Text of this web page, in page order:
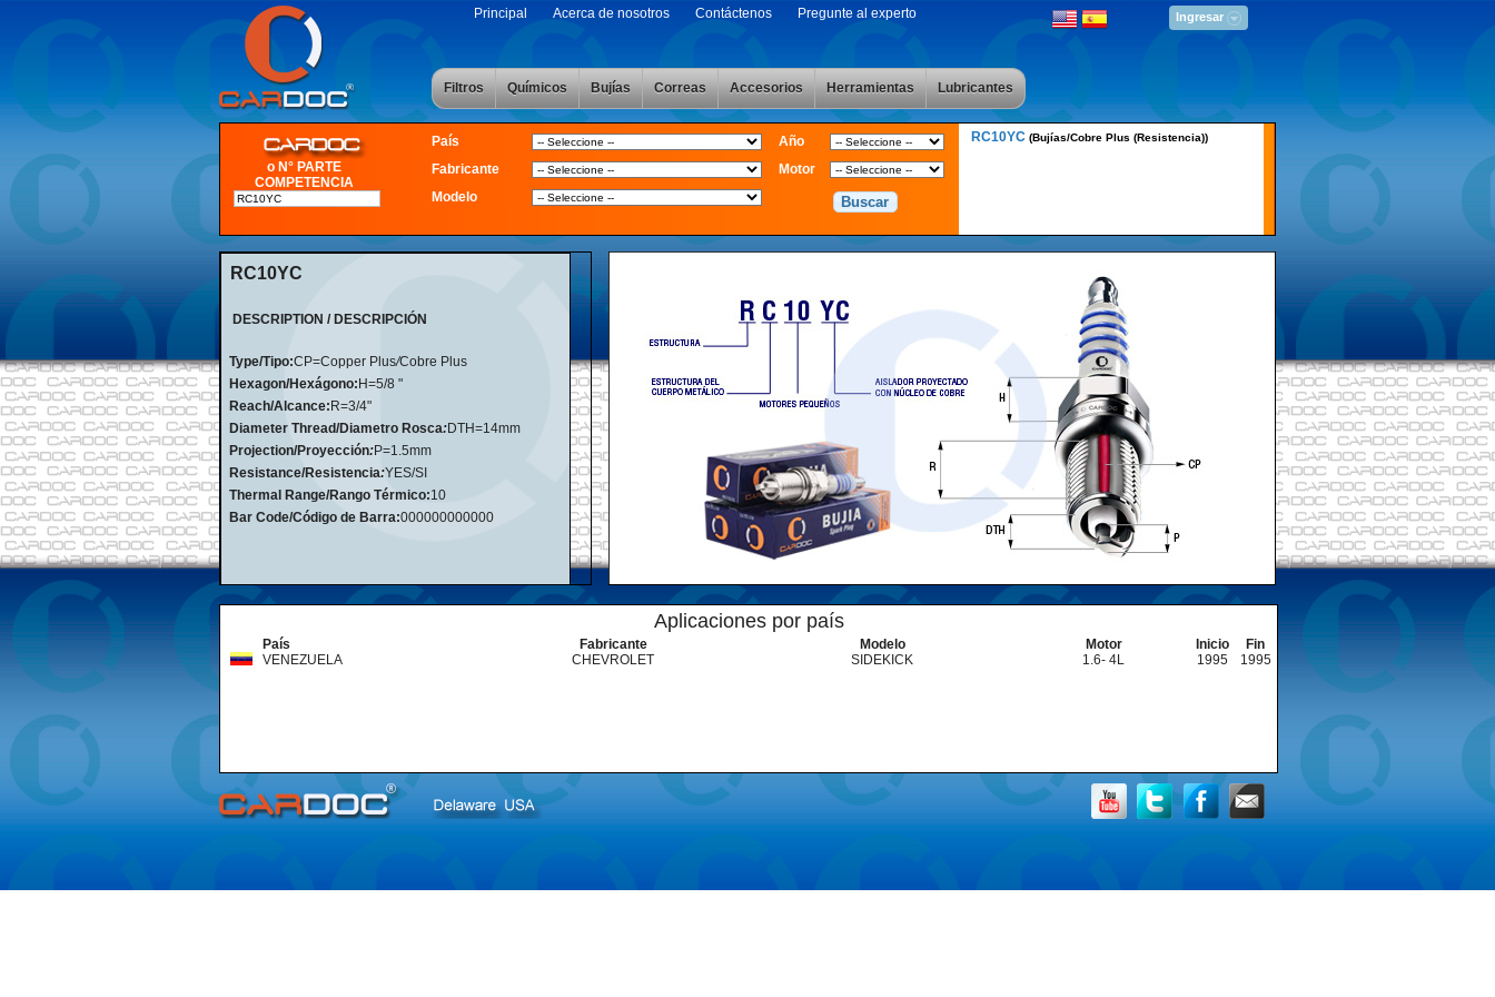
Principal Acerca de nosotros Contáctenos Pregunte al experto Ingresar
Filtros Químicos Bujías Correas Accesorios Herramientas Lubricantes
o N° PARTE
COMPETENCIA
País
Fabricante
Modelo
Año
Motor
RC10YC (Bujías/Cobre Plus (Resistencia))
RC10YC
DESCRIPTION / DESCRIPCIÓN
Type/Tipo:CP=Copper Plus/Cobre Plus
Hexagon/Hexágono: H=5/8 "
Reach/Alcance: R=3/4"
Diameter Thread/Diametro Rosca:DTH=14mm
Projection/Proyección:P=1.5mm
Resistance/Resistencia:YES/SI
Thermal Range/Rango Térmico:10
Bar Code/Código de Barra:000000000000
Aplicaciones por país
País Fabricante Modelo Motor Inicio
Fin
VENEZUELA
CHEVROLET SIDEKICK 1.6- 4L 1995 1995